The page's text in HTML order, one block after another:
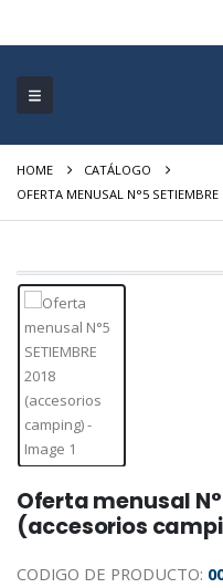
HOME
CATÁLOGO
OFERTA MENUSAL N°5
Oferta menusal
(accesorios
CODIGO DE PRODUCTO: